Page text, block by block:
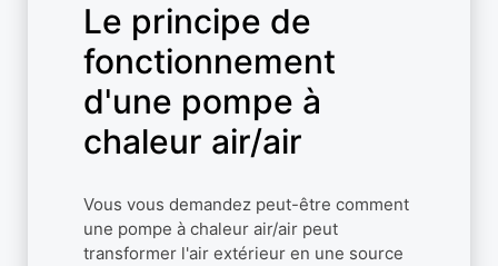
Le principe de
fonctionnement
d'une pompe à
chaleur air/air
Vous vous demandez peut-être comment
une pompe à chaleur air/air peut
transformer l'air extérieur en une source